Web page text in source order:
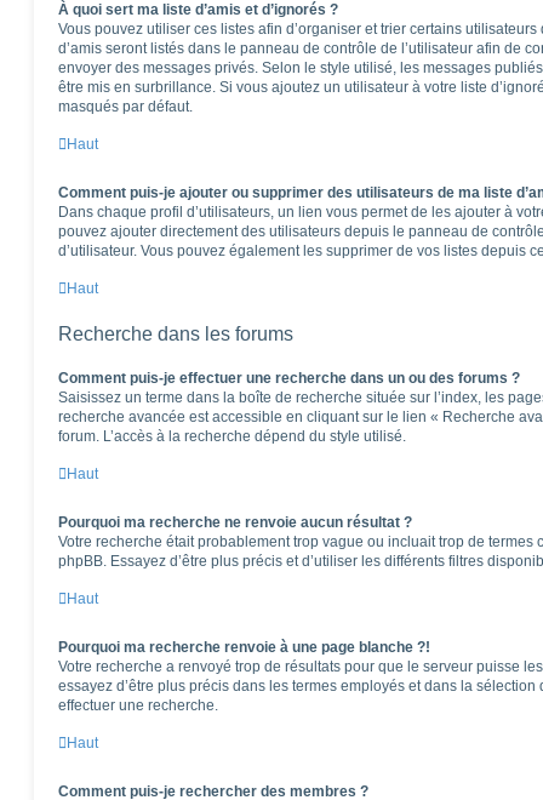
À quoi sert ma liste d’amis et d’ignorés ?
Vous pouvez utiliser ces listes afin d’organiser et trier certains
d’amis seront listés dans le panneau de contrôle de l’utilisateur afin de
envoyer des messages privés. Selon le style utilisé, les messages
être mis en surbrillance. Si vous ajoutez un utilisateur à votre liste
masqués par défaut.
Haut
Comment puis-je ajouter ou supprimer des utilisateurs de ma liste
Dans chaque profil d’utilisateurs, un lien vous permet de les ajouter à
pouvez ajouter directement des utilisateurs depuis le panneau de
d’utilisateur. Vous pouvez également les supprimer de vos listes depuis
Haut
Recherche dans les forums
Comment puis-je effectuer une recherche dans un ou des forums ?
Saisissez un terme dans la boîte de recherche située sur l’index, les
recherche avancée est accessible en cliquant sur le lien « Recherche
forum. L’accès à la recherche dépend du style utilisé.
Haut
Pourquoi ma recherche ne renvoie aucun résultat ?
Votre recherche était probablement trop vague ou incluait trop de termes
phpBB. Essayez d’être plus précis et d’utiliser les différents filtres
Haut
Pourquoi ma recherche renvoie à une page blanche ?!
Votre recherche a renvoyé trop de résultats pour que le serveur puisse
essayez d’être plus précis dans les termes employés et dans la
effectuer une recherche.
Haut
Comment puis-je rechercher des membres ?